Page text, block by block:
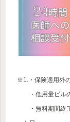
※1.・保険適用外
・低用量ピル
・無料期間終了